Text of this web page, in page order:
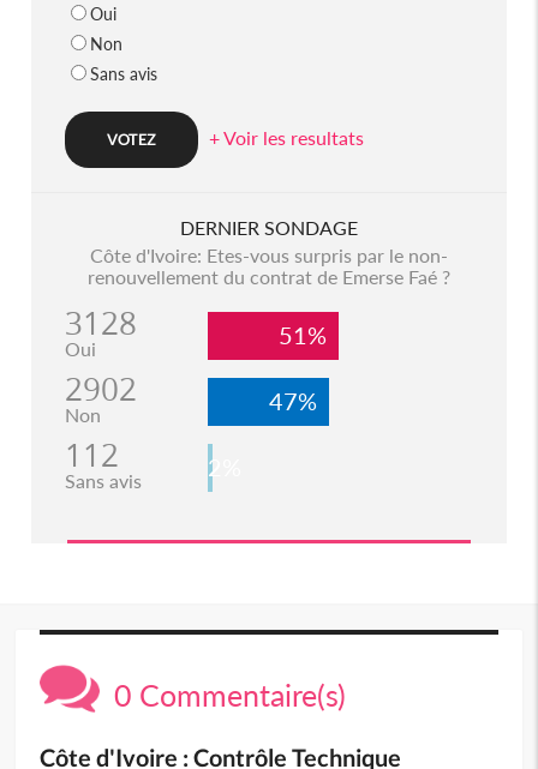
Oui
Non
Sans avis
+ Voir les resultats
DERNIER SONDAGE
Côte d'Ivoire: Etes-vous surpris par le non-
renouvellement du contrat de Emerse Faé ?
3128
Oui 51%
2902
Non 47%
112
Sans avis 2%
0 Commentaire(s)
Côte d'Ivoire : Contrôle Technique